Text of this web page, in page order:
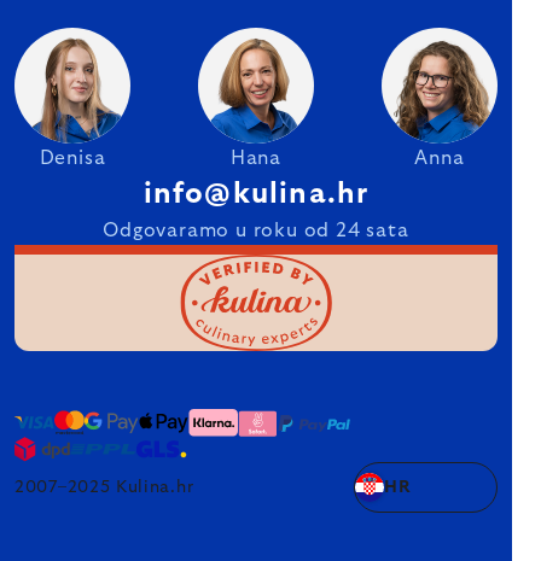
Denisa Hana Anna
info@kulina.hr
Odgovaramo u roku od 24 sata
2007–2025 Kulina.hr HR